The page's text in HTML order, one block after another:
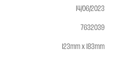
14/06/2023
7632039
123mm x 183mm